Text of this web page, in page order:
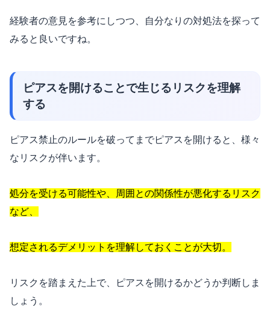
経験者の意見を参考にしつつ、自分なりの対処法を探って
みると良いですね。
ピアスを開けることで生じるリスクを理解
する
ピアス禁止のルールを破ってまでピアスを開けると、様々
なリスクが伴います。
処分を受ける可能性や、周囲との関係性が悪化するリスク
など、
想定されるデメリットを理解しておくことが大切。
リスクを踏まえた上で、ピアスを開けるかどうか判断しま
しょう。